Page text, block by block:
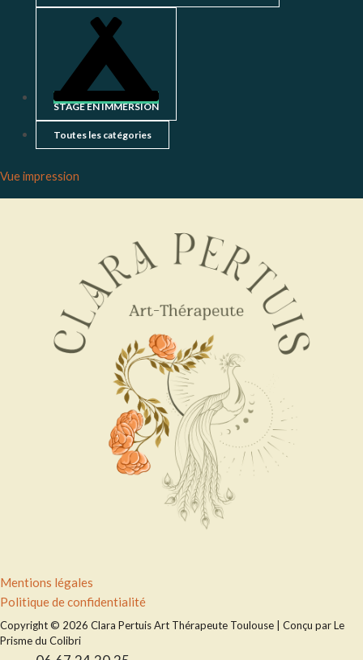
STAGE EN IMMERSION
Toutes les catégories
Vueimpression
Mentions légales
Politique de confidentialité
Copyright © 2026 Clara Pertuis Art Thérapeute Toulouse | Conçu par Le
Prisme du Colibri